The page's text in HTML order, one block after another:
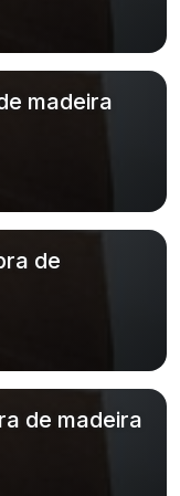
madeira
de
de madeira